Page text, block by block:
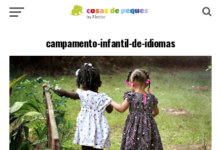
campamento-infantil-de-idiomas